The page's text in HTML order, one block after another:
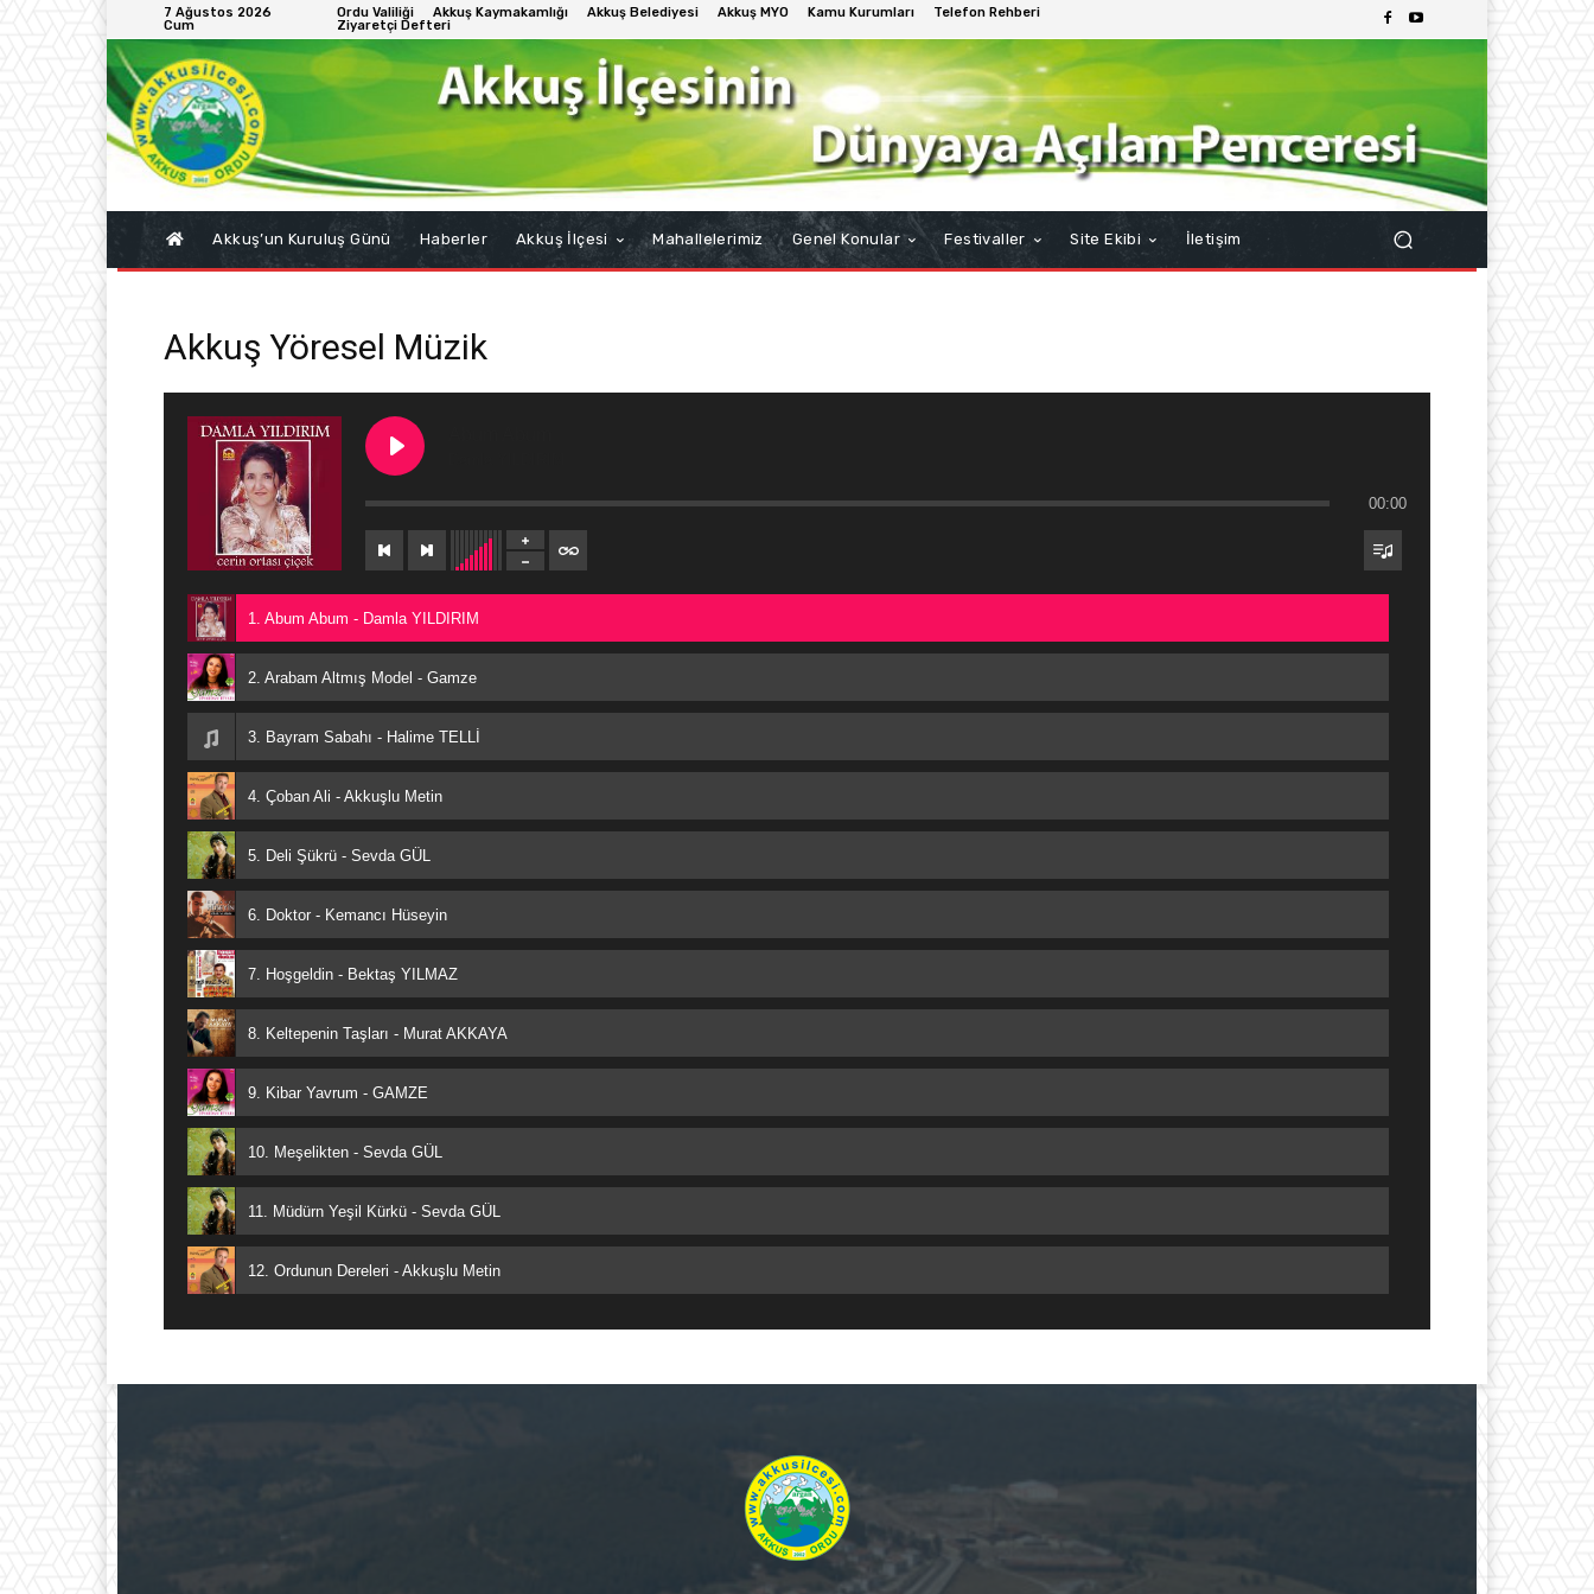
7 Ağustos 2026
Cum
Ordu Valiliği Akkuş Kaymakamlığı Akkuş Belediyesi Akkuş MYO Kamu Kurumları
Telefon Rehberi
Ziyaretçi Defteri
Akkuş’un Kuruluş Günü Haberler Akkuş İlçesi Mahallelerimiz Genel Konular Festivaller Site Ekibi İletişim
Akkuş Yöresel Müzik
00:00
1. Abum Abum - Damla YILDIRIM
2. Arabam Altmış Model - Gamze
3. Bayram Sabahı - Halime TELLİ
4. Çoban Ali - Akkuşlu Metin
5. Deli Şükrü - Sevda GÜL
6. Doktor - Kemancı Hüseyin
7. Hoşgeldin - Bektaş YILMAZ
8. Keltepenin Taşları - Murat AKKAYA
9. Kibar Yavrum - GAMZE
10. Meşelikten - Sevda GÜL
11. Müdürn Yeşil Kürkü - Sevda GÜL
12. Ordunun Dereleri - Akkuşlu Metin
13. Oy Bir Sigara Ver - Sevda GÜL
14. Akkuşun Gürgenleri - Sevda GÜL